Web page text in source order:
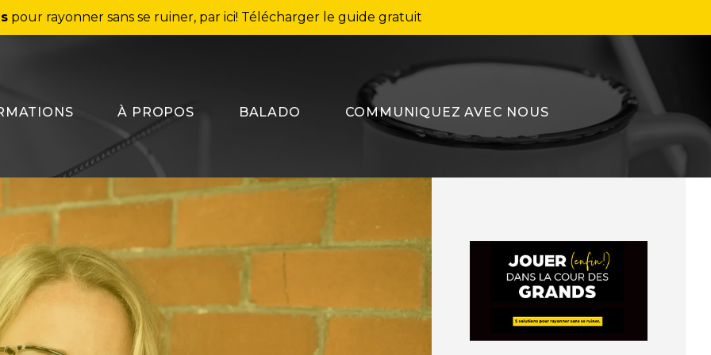
pour rayonner sans se ruiner, par ici! Télécharger le guide gratuit
À PROPOS BALADO COMMUNIQUEZ AVEC NOUS